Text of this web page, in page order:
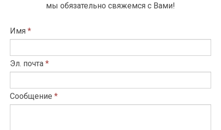
мы обязательно свяжемся с Вами!
Имя *
Эл. почта *
Сообщение *